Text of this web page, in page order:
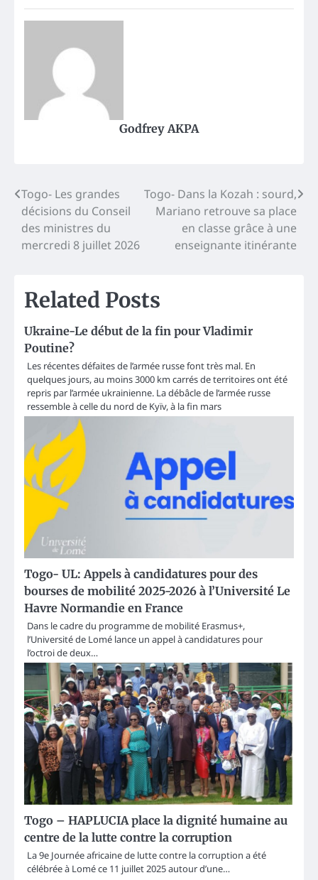
Godfrey AKPA
Post
navigation
Togo- Les grandes
décisions du Conseil
des ministres du
mercredi 8 juillet 2026
Togo- Dans la Kozah : sourd,
Mariano retrouve sa place
en classe grâce à une
enseignante itinérante
Related Posts
Ukraine-Le début de la fin pour Vladimir
Poutine?
Les récentes défaites de l’armée russe font très mal. En
quelques jours, au moins 3000 km carrés de territoires ont été
repris par l’armée ukrainienne. La débâcle de l’armée russe
ressemble à celle du nord de Kyïv, à la fin mars
Togo- UL: Appels à candidatures pour des
bourses de mobilité 2025-2026 à l’Université Le
Havre Normandie en France
Dans le cadre du programme de mobilité Erasmus+,
l’Université de Lomé lance un appel à candidatures pour
l’octroi de deux…
Togo – HAPLUCIA place la dignité humaine au
centre de la lutte contre la corruption
La 9e Journée africaine de lutte contre la corruption a été
célébrée à Lomé ce 11 juillet 2025 autour d’une…